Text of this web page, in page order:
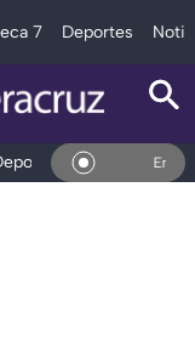
7 Deportes
Espectáculos
En Vivo